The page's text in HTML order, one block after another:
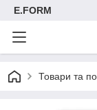
E.FORM
Товари та